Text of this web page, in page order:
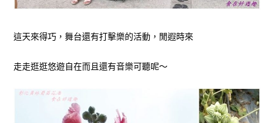
這天來得巧，舞台還有打擊樂的活動，閒遐時來
走走逛逛悠遊自在而且還有音樂可聽呢～